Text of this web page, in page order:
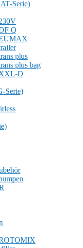
Serie)
Q
plus
plus bag
D
Serie)